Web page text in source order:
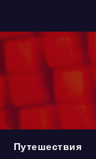
Путешествия